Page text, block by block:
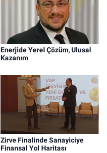
Enerjide Yerel Çözüm, Ulusal
Kazanım
Zirve Finalinde Sanayiciye
Finansal Yol Haritası